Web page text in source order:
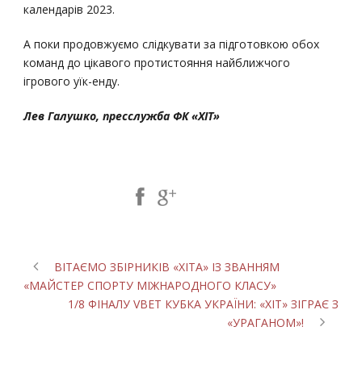
календарів 2023.
А поки продовжуємо слідкувати за підготовкою обох
команд до цікавого протистояння найближчого
ігрового уїк-енду.
Лев Галушко, пресслужба ФК «ХІТ»
ВІТАЄМО ЗБІРНИКІВ «ХІТА» ІЗ ЗВАННЯМ
«МАЙСТЕР СПОРТУ МІЖНАРОДНОГО КЛАСУ»
1/8 ФІНАЛУ VBET КУБКА УКРАЇНИ: «ХІТ» ЗІГРАЄ З
«УРАГАНОМ»!